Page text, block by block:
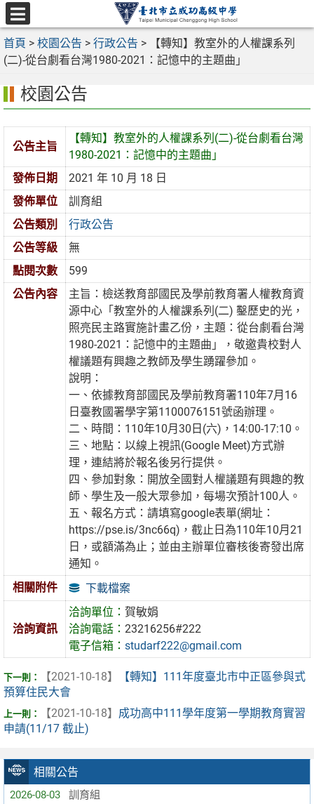
跳
至
主
要
區
選
單
首頁 > 校園公告 > 行政公告 >
【轉知】教室外的人權課系列
(二)-從台劇看台灣1980-2021：記憶中的主題曲」
相關公告
2026-08-03 訓育組
校園公告
公告主旨
【轉知】教室外的人權課系列(二)-從台劇看台灣
1980-2021：記憶中的主題曲」
發佈日期
2021 年 10 月 18 日
發佈單位
訓育組
公告類別
行政公告
公告等級
無
點閱次數
599
公告內容
主旨：檢送教育部國民及學前教育署人權教育資
源中心「教室外的人權課系列(二) 鑿歷史的光，
照亮民主路實施計畫乙份，主題：從台劇看台灣
1980-2021：記憶中的主題曲」，敬邀貴校對人
權議題有興趣之教師及學生踴躍參加。
說明：
一、依據教育部國民及學前教育署110年7月16
日臺教國署學字第1100076151號函辦理。
二、時間：110年10月30日(六)，14:00-17:10。
三、地點：以線上視訊(Google Meet)方式辦
理，連結將於報名後另行提供。
四、參加對象：開放全國對人權議題有興趣的教
師、學生及一般大眾參加，每場次預計100人。
五、報名方式：請填寫google表單(網址：
https://pse.is/3nc66q)，截止日為110年10月21
日，或額滿為止；並由主辦單位審核後寄發出席
通知。
相關附件
下載檔案
洽詢資訊
洽詢單位：賀敏娟
洽詢電話：23216256#222
電子信箱：studarf222@gmail.com
【2021-10-18】
【轉知】111年度臺北市中正區參與式
預算住民大會
【2021-10-18】 成功高中111學年度第一學期教育實習
申請(11/17 截止)